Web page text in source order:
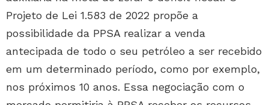
Projeto de Lei 1.583 de 2022 propõe a
possibilidade da PPSA realizar a venda
antecipada de todo o seu petróleo a ser recebido
em um determinado período, como por exemplo,
nos próximos 10 anos. Essa negociação com o